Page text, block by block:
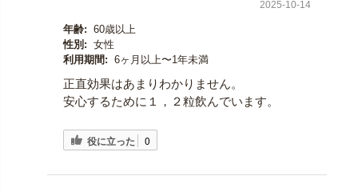
2025-10-14
年齢: 60歳以上
性別: 女性
利用期間: 6ヶ月以上〜1年未満
正直効果はあまりわかりません。
安心するために１，２粒飲んでいます。
役に立った 0